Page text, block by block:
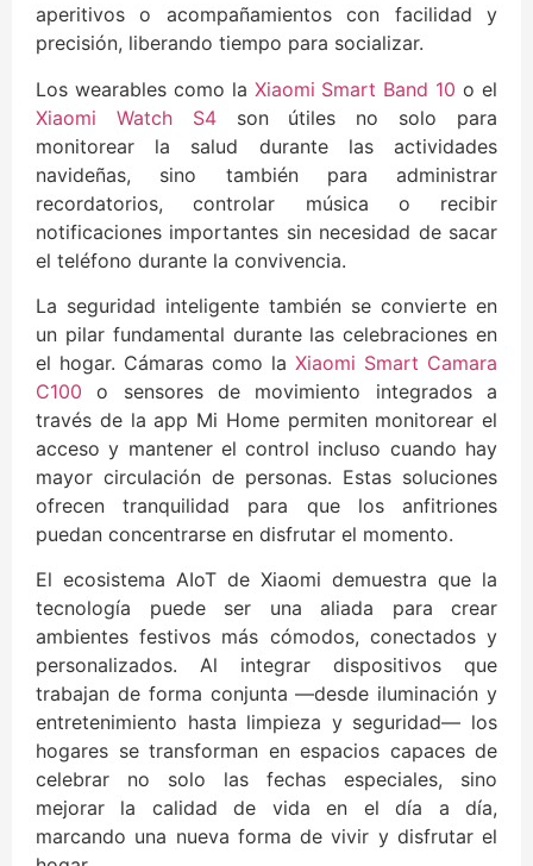
aperitivos o acompañamientos con facilidad y
precisión, liberando tiempo para socializar.
Los wearables como la Xiaomi Smart Band 10 o el
Xiaomi Watch S4son útiles no solo para
monitorear la salud durante las actividades
navideñas, sino también para administrar
recordatorios, controlar música o recibir
notificaciones importantes sin necesidad de sacar
el teléfono durante la convivencia.
La seguridad inteligente también se convierte en
un pilar fundamental durante las celebraciones en
el hogar. Cámaras como la Xiaomi Smart Camara
C100 o sensores de movimiento integrados a
través de la app Mi Home permiten monitorear el
acceso y mantener el control incluso cuando hay
mayor circulación de personas. Estas soluciones
ofrecen tranquilidad para que los anfitriones
puedan concentrarse en disfrutar el momento.
El ecosistema AIoT de Xiaomi demuestra que la
tecnología puede ser una aliada para crear
ambientes festivos más cómodos, conectados y
personalizados. Al integrar dispositivos que
trabajan de forma conjunta —desde iluminación y
entretenimiento hasta limpieza y seguridad— los
hogares se transforman en espacios capaces de
celebrar no solo las fechas especiales, sino
mejorar la calidad de vida en el día a día,
marcando una nueva forma de vivir y disfrutar el